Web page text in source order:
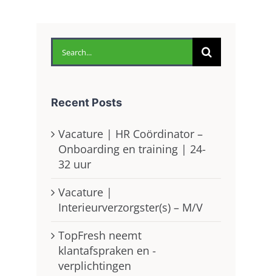
Search
for:
Recent Posts
Vacature | HR Coördinator –
Onboarding en training | 24-
32 uur
Vacature |
Interieurverzorgster(s) – M/V
TopFresh neemt
klantafspraken en -
verplichtingen